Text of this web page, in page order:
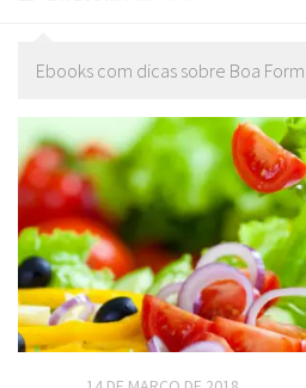
Ebooks com dicas sobre Boa